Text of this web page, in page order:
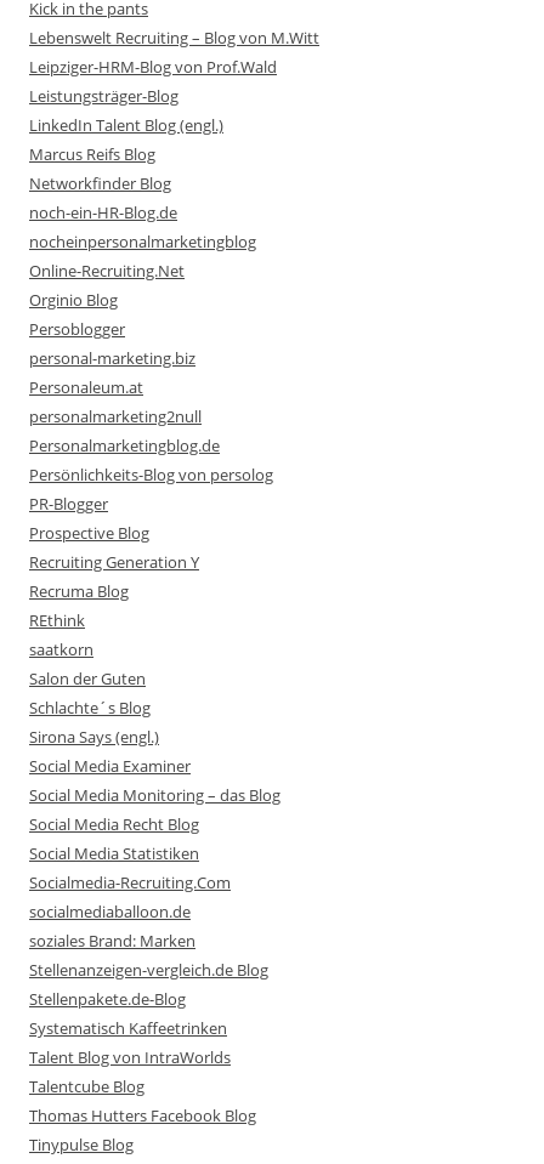
Kick in the pants
Lebenswelt Recruiting – Blog von M.Witt
Leipziger-HRM-Blog von Prof.Wald
Leistungsträger-Blog
LinkedIn Talent Blog (engl.)
Marcus Reifs Blog
Networkfinder Blog
noch-ein-HR-Blog.de
nocheinpersonalmarketingblog
Online-Recruiting.Net
Orginio Blog
Persoblogger
personal-marketing.biz
Personaleum.at
personalmarketing2null
Personalmarketingblog.de
Persönlichkeits-Blog von persolog
PR-Blogger
Prospective Blog
Recruiting Generation Y
Recruma Blog
REthink
saatkorn
Salon der Guten
Schlachte´s Blog
Sirona Says (engl.)
Social Media Examiner
Social Media Monitoring – das Blog
Social Media Recht Blog
Social Media Statistiken
Socialmedia-Recruiting.Com
socialmediaballoon.de
soziales Brand: Marken
Stellenanzeigen-vergleich.de Blog
Stellenpakete.de-Blog
Systematisch Kaffeetrinken
Talent Blog von IntraWorlds
Talentcube Blog
Thomas Hutters Facebook Blog
Tinypulse Blog